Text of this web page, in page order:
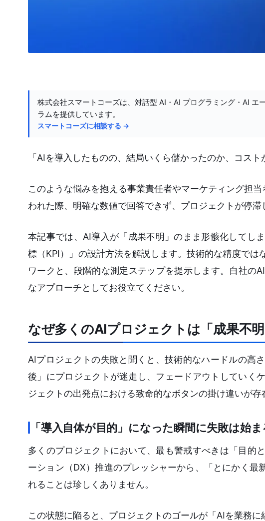
株式会社スマートコーズは、対話型 AI・AI プログラミング・AI
ラムを提供しています。
スマートコーズに相談する →
「AIを導入したものの、結局いくら儲かったのか、コスト
このような悩みを抱える事業責任者やマーケティング担
われた際、明確な数値で回答できず、プロジェクトが停
本記事では、AI導入が「成果不明」のまま形骸化してし
標（KPI）」の設計方法を解説します。技術的な精度で
ワークと、段階的な測定ステップを提示します。自社の
なアプローチとしてお役立てください。
なぜ多くのAIプロジェクトは「成果不
AIプロジェクトの失敗と聞くと、技術的なハードルの高
後」にプロジェクトが迷走し、フェードアウトしていく
ジェクトの出発点における致命的なボタンの掛け違いが存
「導入自体が目的」になった瞬間に失敗は始ま
多くのプロジェクトにおいて、最も警戒すべきは「目的
ーション（DX）推進のプレッシャーから、「とにかく
れることは珍しくありません。
この状態に陥ると、プロジェクトのゴールが「AIを業務